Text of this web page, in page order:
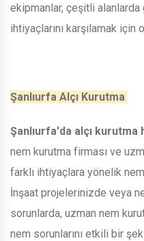
ekipmanlar, çeşitli
ihtiyaçlarını karşılamak için
Şanlıurfa Alçı Kurutma
Şanlıurfa'da alçı
nem kurutma firması ve
farklı ihtiyaçlara yönelik
İnşaat projelerinizde veya
sorunlarda, uzman nem
nem sorunlarını etkili bir